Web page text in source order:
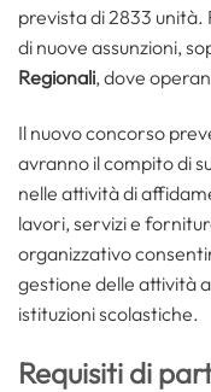
prevista di 2833 unità.
di nuove assunzioni,
Regionali, dove
Il nuovo concorso
avranno il compito di
nelle attività di
lavori, servizi e
organizzativo
gestione delle attività
istituzioni scolastiche.
Requisiti di